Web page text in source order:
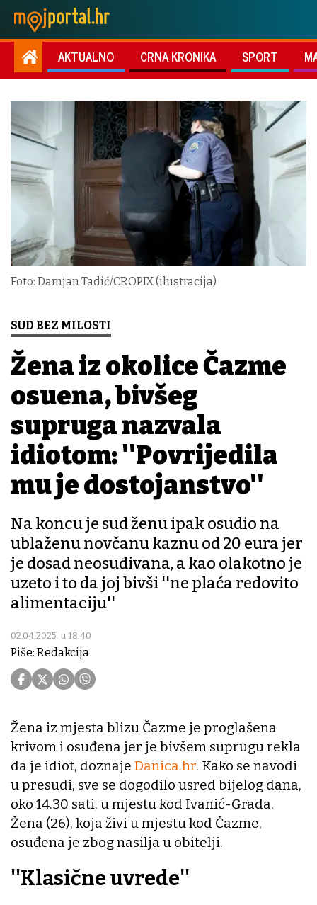
AKTUALNO CRNA KRONIKA SPORT
Foto: Damjan Tadić/CROPIX (ilustracija)
SUD BEZ MILOSTI
Žena iz okolice Čazme
osuđena, bivšeg
supruga nazvala
idiotom: ''Povrijedila
mu je dostojanstvo''
Na koncu je sud ženu ipak osudio na
ublaženu novčanu kaznu od 20 eura jer
je dosad neosuđivana, a kao olakotno je
uzeto i to da joj bivši ''ne plaća redovito
alimentaciju''
02.04.2025. u 18:40
Piše: Redakcija
Žena iz mjesta blizu Čazme je proglašena
krivom i osuđena jer je bivšem suprugu rekla
da je idiot, doznaje Danica.hr. Kako se navodi
u presudi, sve se dogodilo usred bijelog dana,
oko 14.30 sati, u mjestu kod Ivanić-Grada.
Žena (26), koja živi u mjestu kod Čazme,
osuđena je zbog nasilja u obitelji.
''Klasične uvrede''